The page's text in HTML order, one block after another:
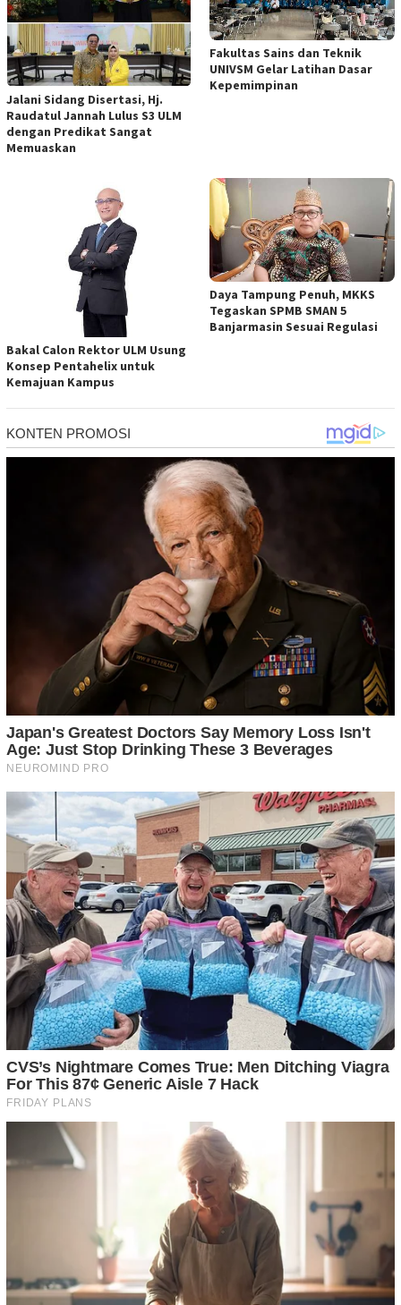
Jalani Sidang Disertasi, Hj.
Raudatul Jannah Lulus S3 ULM
dengan Predikat Sangat
Memuaskan
Fakultas Sains dan Teknik
UNIVSM Gelar Latihan Dasar
Kepemimpinan
Bakal Calon Rektor ULM Usung
Konsep Pentahelix untuk
Kemajuan Kampus
Daya Tampung Penuh, MKKS
Tegaskan SPMB SMAN 5
Banjarmasin Sesuai Regulasi